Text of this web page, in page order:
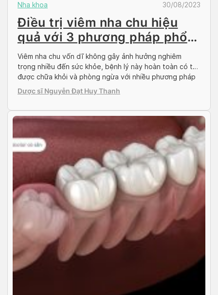
Nha khoa 30/08/2023
Điều trị viêm nha chu hiệu
quả với 3 phương pháp phổ
biến
Viêm nha chu vốn dĩ không gây ảnh hưởng nghiêm
trọng nhiều đến sức khỏe, bệnh lý này hoàn toàn có thể
được chữa khỏi và phòng ngừa với nhiều phương pháp
khác nhau. Tuy nhiên, viêm nha chu diễn tiến rất thầm
lặng nên rất dễ bị bỏ qua, khi phát hiện trễ thì […]
Dược sĩ Nguyễn Đạt Huy Thanh